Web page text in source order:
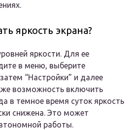
яркость экрана?
яркости. Для ее
в меню, выберите
“Настройки” и далее
возможность включить
в темное время суток яркость
снижена. Это может
работы.